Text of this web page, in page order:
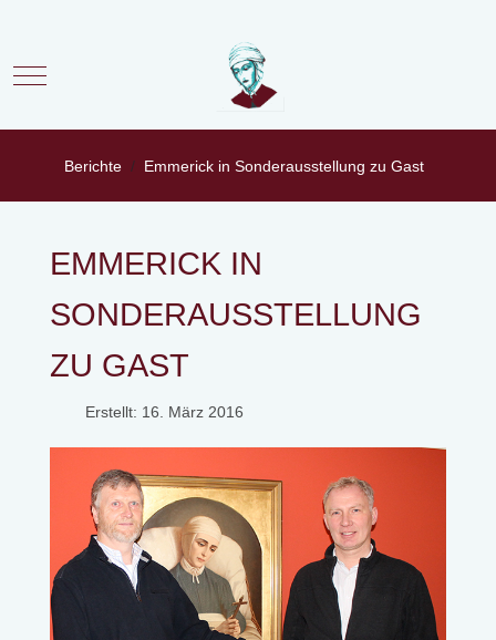
Mobile Menu Toggle
Berichte Emmerick in Sonderausstellung zu Gast
EMMERICK IN
SONDERAUSSTELLUNG
ZU GAST
Erstellt: 16. März 2016